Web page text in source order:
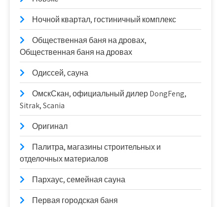
Ночной квартал, гостиничный комплекс
Общественная баня на дровах,
Общественная баня на дровах
Одиссей, сауна
ОмскСкан, официальный дилер DongFeng,
Sitrak, Scania
Оригинал
Палитра, магазины строительных и
отделочных материалов
Пархаус, семейная сауна
Первая городская баня